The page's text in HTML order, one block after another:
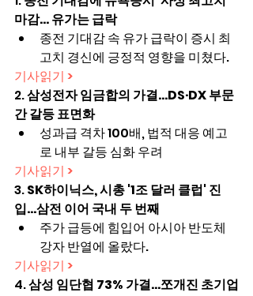
마감... 유가는 급락
종전 기대감 속 유가 급락이 증시 최
고치 경신에 긍정적 영향을 미쳤다.
기사읽기 >
2. 삼성전자 임금합의 가결…DS·DX 부문
간 갈등 표면화
성과급 격차 100배, 법적 대응 예고
로 내부 갈등 심화 우려
기사읽기 >
3. SK하이닉스, 시총 '1조 달러 클럽' 진
입…삼전 이어 국내 두 번째
주가 급등에 힘입어 아시아 반도체
강자 반열에 올랐다.
기사읽기 >
4. 삼성 임단협 73% 가결…쪼개진 초기업